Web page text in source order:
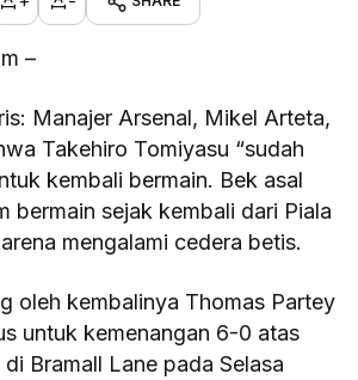
–
Manajer Arsenal, Mikel Arteta,
Takehiro Tomiyasu “sudah
kembali bermain. Bek asal
bermain sejak kembali dari Piala
mengalami cedera betis.
oleh kembalinya Thomas Partey
untuk kemenangan 6-0 atas
Bramall Lane pada Selasa